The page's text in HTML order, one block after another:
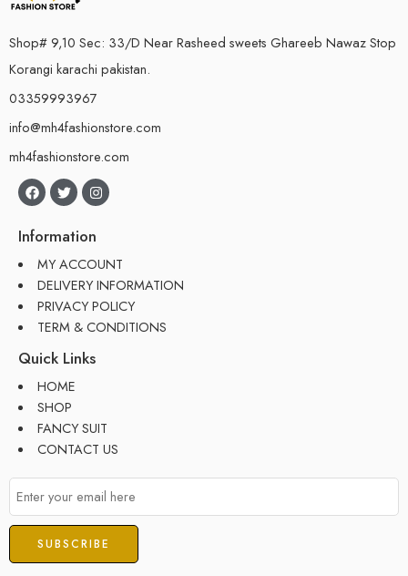
Shop# 9,10 Sec: 33/D Near Rasheed sweets Ghareeb Nawaz Stop
Korangi karachi pakistan.
03359993967
info@mh4fashionstore.com
mh4fashionstore.com
Information
MY ACCOUNT
DELIVERY INFORMATION
PRIVACY POLICY
TERM & CONDITIONS
Quick Links
HOME
SHOP
FANCY SUIT
CONTACT US